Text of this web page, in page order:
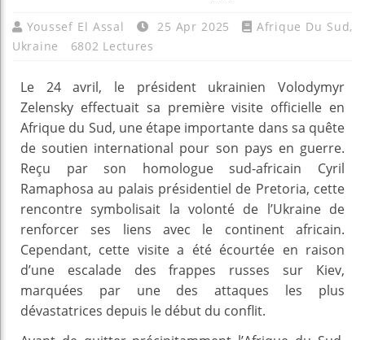
Youssef El Assal 25 Apr 2025 Afrique Du Sud,
Ukraine
6802 Lectures
Le 24 avril, le président ukrainien Volodymyr
Zelensky effectuait sa première visite officielle en
Afrique du Sud, une étape importante dans sa quête
de soutien international pour son pays en guerre.
Reçu par son homologue sud-africain Cyril
Ramaphosa au palais présidentiel de Pretoria, cette
rencontre symbolisait la volonté de l’Ukraine de
renforcer ses liens avec le continent africain.
Cependant, cette visite a été écourtée en raison
d’une escalade des frappes russes sur Kiev,
marquées par une des attaques les plus
dévastatrices depuis le début du conflit.